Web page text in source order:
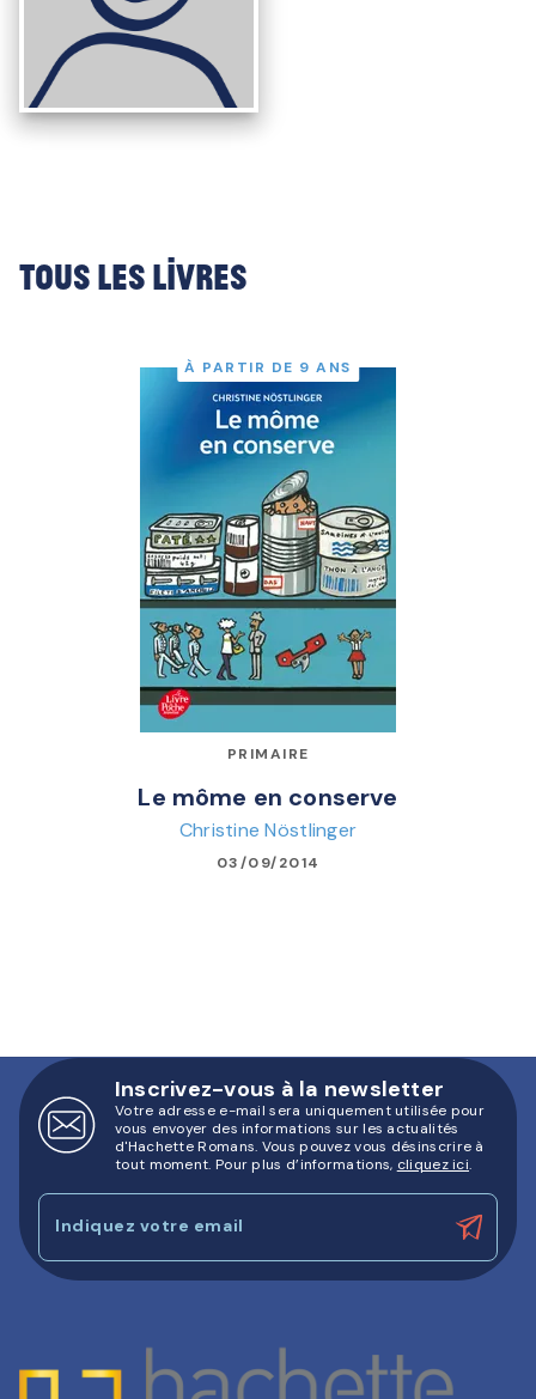
Tous les livres
À PARTIR DE 9 ANS
PRIMAIRE
Le môme en conserve
Christine Nöstlinger
03/09/2014
Inscrivez-vous à la newsletter
Votre adresse e-mail sera uniquement utilisée pour
vous envoyer des informations sur les actualités
d'Hachette Romans. Vous pouvez vous désinscrire à
tout moment. Pour plus d’informations, cliquez ici.
Indiquez votre email